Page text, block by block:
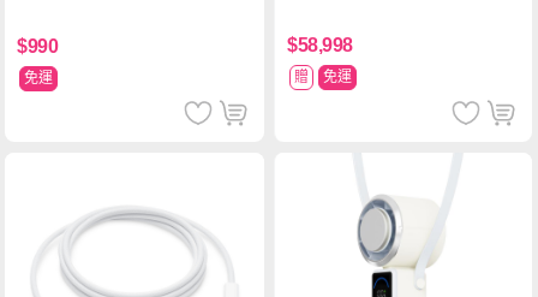
$990
免運
$58,998
贈 免運